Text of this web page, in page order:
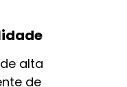
alta
de